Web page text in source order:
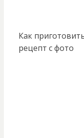
Как
рецепт с фото